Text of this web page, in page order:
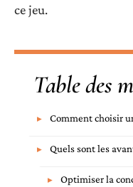
ce jeu.
Table des
Comment choisir
Quels sont les
Optimiser la